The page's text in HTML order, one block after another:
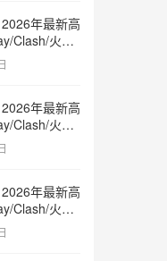
2026年最新高
Clash/火箭
2026年最新高
Clash/火箭
2026年最新高
Clash/火箭